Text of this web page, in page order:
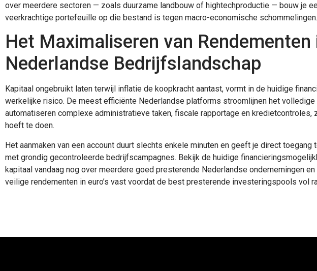
over meerdere sectoren — zoals duurzame landbouw of hightechproductie — bouw je
veerkrachtige portefeuille op die bestand is tegen macro-economische schommelingen.
Het Maximaliseren van Rendementen
Nederlandse Bedrijfslandschap
Kapitaal ongebruikt laten terwijl inflatie de koopkracht aantast, vormt in de huidige
werkelijke risico. De meest efficiënte Nederlandse platforms stroomlijnen het volledige
automatiseren complexe administratieve taken, fiscale rapportage en kredietcontroles,
hoeft te doen.
Het aanmaken van een account duurt slechts enkele minuten en geeft je direct toegang
met grondig gecontroleerde bedrijfscampagnes. Bekijk de huidige
kapitaal vandaag nog over meerdere goed presterende Nederlandse ondernemingen
veilige rendementen in euro’s vast voordat de best presterende investeringspools vol